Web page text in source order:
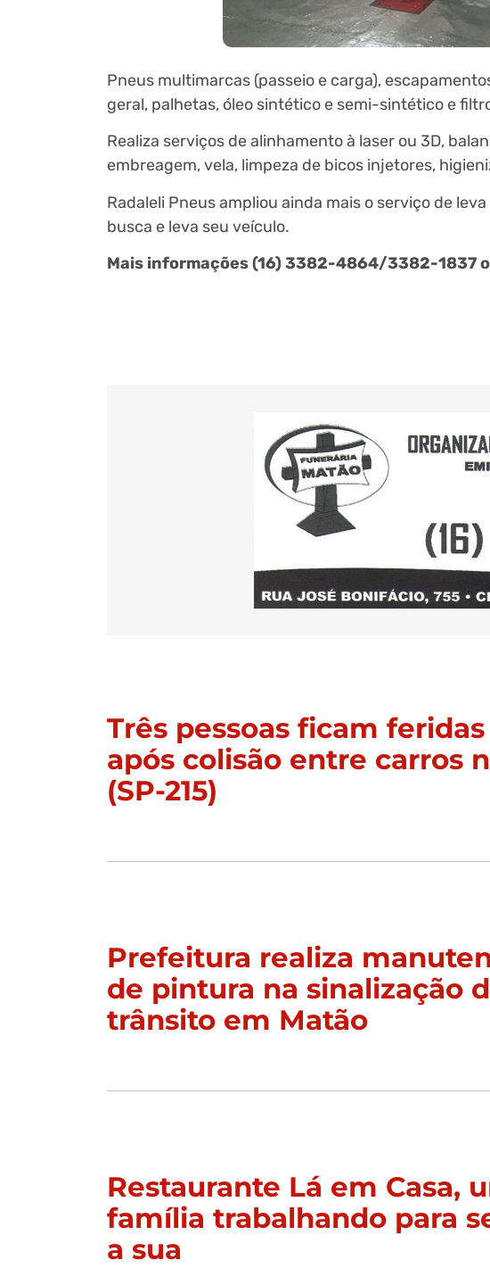
Pneus multimarcas (passeio e carga),
geral, palhetas, óleo sintético e semi-sintético e
Realiza serviços de alinhamento à laser ou 3D,
embreagem, vela, limpeza de bicos injetores,
Radaleli Pneus ampliou ainda mais o serviço de
busca e leva seu veículo.
Mais informações (16) 3382-4864/3382-1837
Três pessoas ficam feridas
após colisão entre carros
(SP-215)
Prefeitura realiza
de pintura na sinalização
trânsito em Matão
Restaurante Lá em Casa,
família trabalhando para
a sua